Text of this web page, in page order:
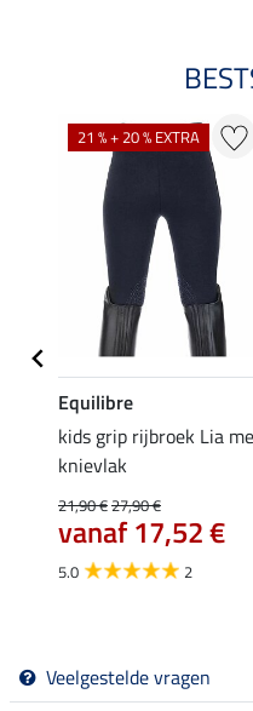
21 % + 20 % EXTRA
Equilibre
kids grip rijbroek Lia
knievlak
21,90 €27,90 €
vanaf 17,52 €
5.0 2
Veelgestelde vragen